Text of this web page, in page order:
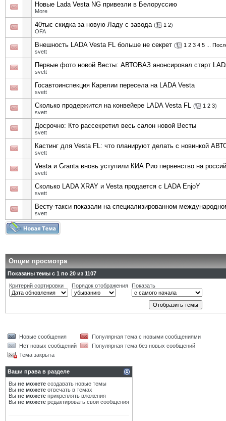
Новые Lada Vesta NG привезли в Белоруссию
More
40тыс скидка за новую Ладу с завода ( 1 2)
OFA
Внешность LADA Vesta FL больше не секрет ( 1 2 3 4 5
svett
Первые фото новой Весты: АВТОВАЗ анонсировал старт
svett
Госавтоинспекция Карелии пересела на LADA Vesta
svett
Сколько продержится на конвейере LADA Vesta FL ( 1 2 3)
svett
Досрочно: Кто рассекретил весь салон новой Весты
svett
Кастинг для Vesta FL: что планируют делать с новинкой
svett
Vesta и Granta вновь уступили КИА Рио первенство на
svett
Сколько LADA XRAY и Vesta продается с LADA EnjoY
svett
Весту-такси показали на специализированном
svett
Опции просмотра
Показаны темы с 1 по 20 из 1107
Критерий сортировки
Порядок отображения Показать
Новые сообщения
Популярная тема с новыми сообщениями
Нет новых сообщений
Популярная тема без новых сообщений
Тема закрыта
Ваши права в разделе
Вы не можете создавать новые темы
Вы не можете отвечать в темах
Вы не можете прикреплять вложения
Вы не можете редактировать свои сообщения